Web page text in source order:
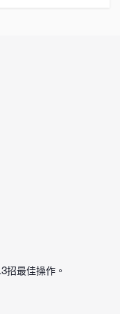
招最佳操作。